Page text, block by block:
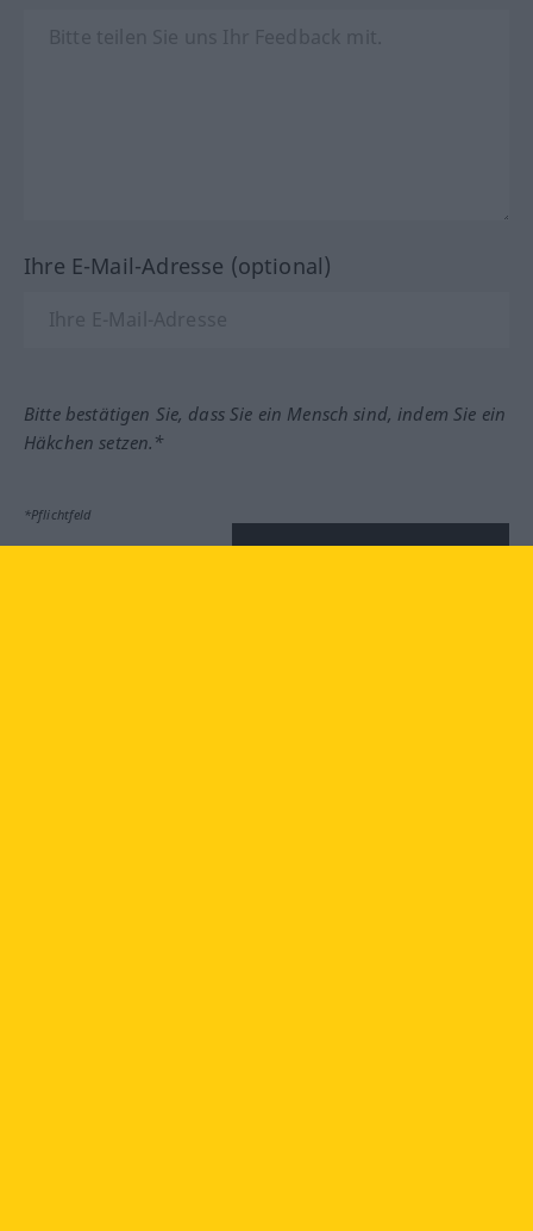
Ihre E-Mail-Adresse (optional)
Bitte bestätigen Sie, dass Sie ein Mensch sind, indem Sie ein
Häkchen setzen.*
*Pflichtfeld
Feedback absenden